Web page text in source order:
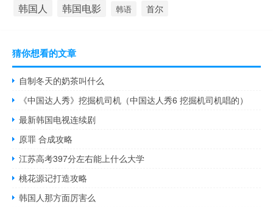
韩国人 韩国电影 韩语 首尔
猜你想看的文章
自制冬天的奶茶叫什么
《中国达人秀》挖掘机司机（中国达人秀6 挖掘机司机唱的）
最新韩国电视连续剧
原罪 合成攻略
江苏高考397分左右能上什么大学
桃花源记打造攻略
韩国人那方面厉害么